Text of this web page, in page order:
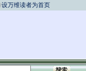
设万维读者为首页